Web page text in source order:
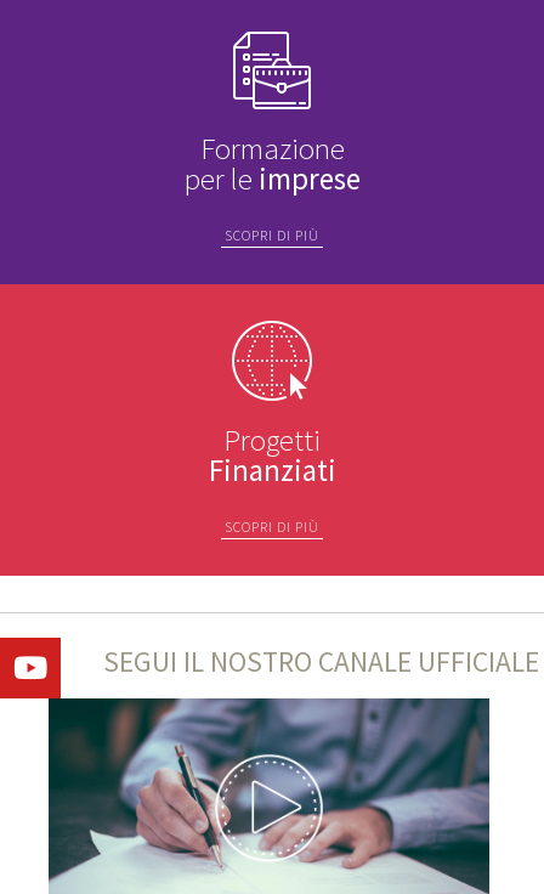
Formazione
per le imprese
SCOPRI DI PIÙ
Progetti
Finanziati
SCOPRI DI PIÙ
SEGUI IL NOSTRO CANALE UFFICIALE